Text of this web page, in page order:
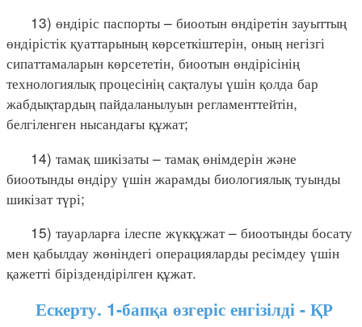
13) өндіріс паспорты – биоотын өндіретін зауыттың
өндірістік қуаттарының көрсеткіштерін, оның негізгі
сипаттамаларын көрсететін, биоотын өндірісінің
технологиялық процесінің сақталуы үшін қолда бар
жабдықтардың пайдаланылуын регламенттейтін,
белгіленген нысандағы құжат;
14) тамақ шикізаты – тамақ өнімдерін және
биоотынды өндіру үшін жарамды биологиялық туынды
шикізат түрі;
15) тауарларға ілеспе жүкқұжат – биоотынды босату
мен қабылдау жөніндегі операцияларды ресімдеу үшін
қажетті біріздендірілген құжат.
Ескерту. 1-бапқа өзгеріс енгізілді - ҚР